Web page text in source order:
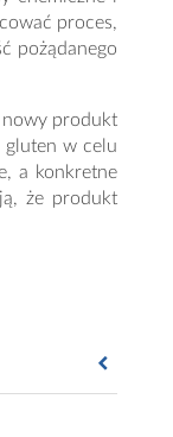
proces,
pożądanego
nowy produkt
gluten w celu
a konkretne
że produkt